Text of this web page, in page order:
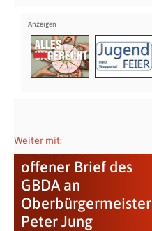
Weiter mit:
Wortbruch –
offener Brief des
GBDA an
Oberbürgermeister
Peter Jung